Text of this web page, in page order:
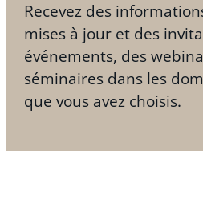
Recevez des
mises à jour et des
événements, des
séminaires dans les
que vous avez choisis.